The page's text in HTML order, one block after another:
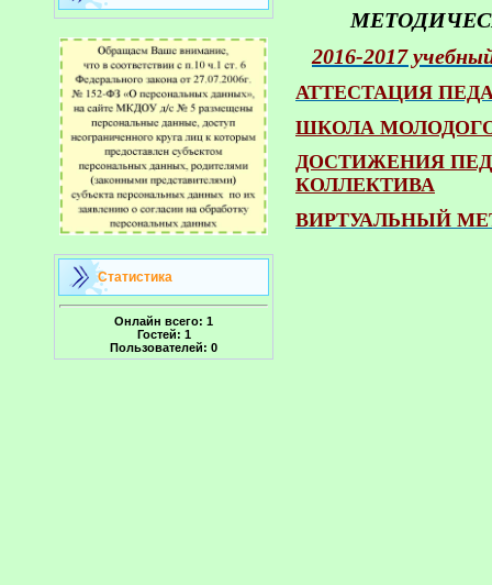
Статистика
Онлайн всего: 1
Гостей: 1
Пользователей: 0
2016-2017
АТТЕСТАЦИЯ
ШКОЛА
ДОСТИЖЕНИЯ
КОЛЛЕКТИВА
ВИРТУАЛЬНЫЙ